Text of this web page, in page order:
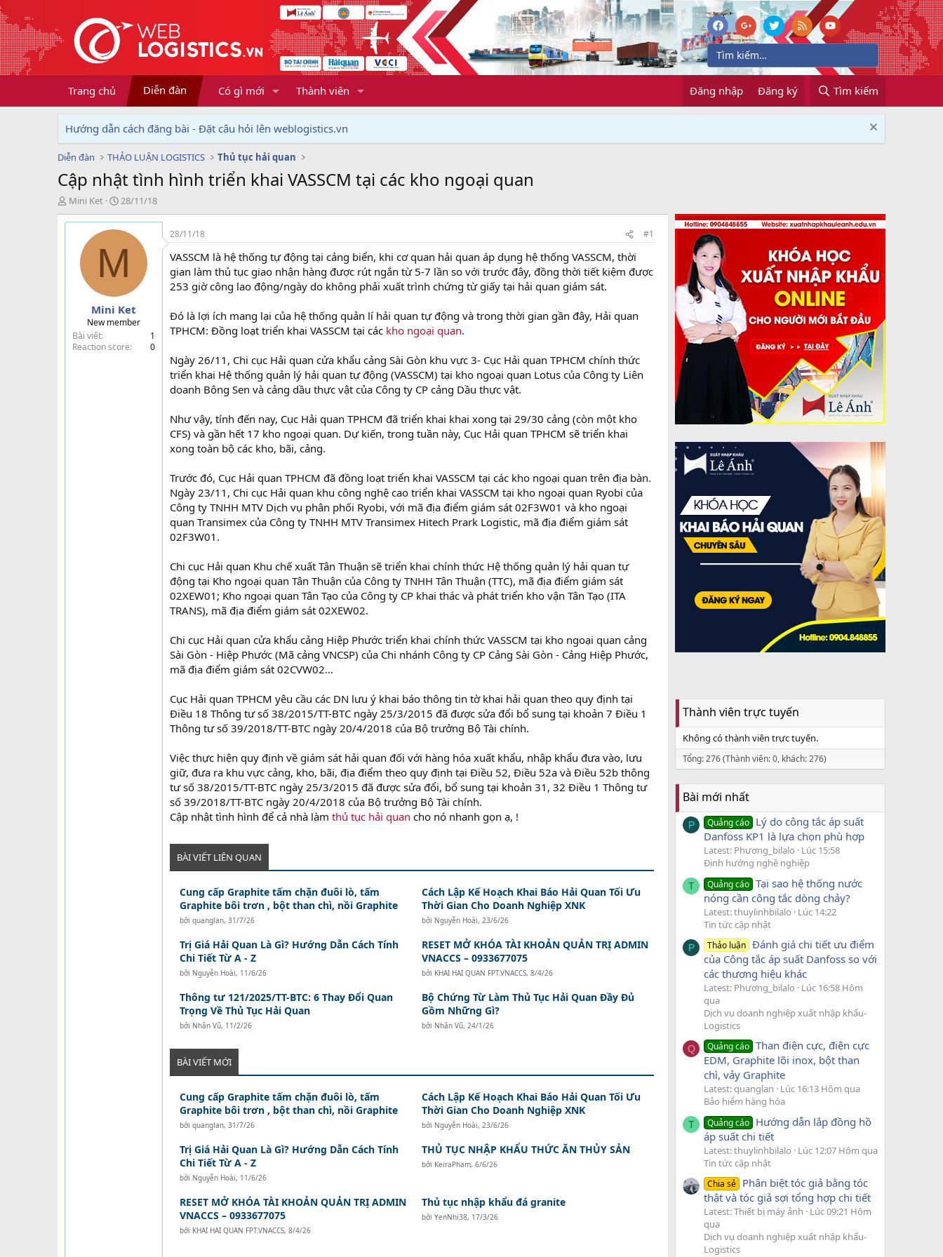
Trang chủ Diễn đàn Có gì mới Thành viên Đăng nhập Đăng ký Tìm kiếm
Hướng dẫn cách đăng bài - Đặt câu hỏi lên weblogistics.vn
Diễn đàn THẢO LUẬN LOGISTICS Thủ tục hải quan
Cập nhật tình hình triển khai VASSCM tại các kho ngoại quan
T
h
r
Mini Ket
N
g
à
g
ử
28/11/18
M
Mini Ket
New member
Bài viết
1
Reaction score
0
28/11/18 #1
VASSCM là hệ thống tự động tại cảng biển, khi cơ quan hải quan áp dụng hệ thống VASSCM, thời
gian làm thủ tục giao nhận hàng được rút ngắn từ 5-7 lần so với trước đây, đồng thời tiết kiệm được
253 giờ công lao động/ngày do không phải xuất trình chứng từ giấy tại hải quan giám sát.
Đó là lợi ích mang lại của hệ thống quản lí hải quan tự động và trong thời gian gần đây, Hải quan
TPHCM: Đồng loạt triển khai VASSCM tại các kho ngoại quan.
Ngày 26/11, Chi cục Hải quan cửa khẩu cảng Sài Gòn khu vực 3- Cục Hải quan TPHCM chính thức
triển khai Hệ thống quản lý hải quan tự động (VASSCM) tại kho ngoại quan Lotus của Công ty Liên
doanh Bông Sen và cảng dầu thực vật của Công ty CP cảng Dầu thực vật.
Như vậy, tính đến nay, Cục Hải quan TPHCM đã triển khai khai xong tại 29/30 cảng (còn một kho
CFS) và gần hết 17 kho ngoại quan. Dự kiến, trong tuần này, Cục Hải quan TPHCM sẽ triển khai
xong toàn bộ các kho, bãi, cảng.
Trước đó, Cục Hải quan TPHCM đã đồng loạt triển khai VASSCM tại các kho ngoại quan trên địa bàn.
Ngày 23/11, Chi cục Hải quan khu công nghệ cao triển khai VASSCM tại kho ngoại quan Ryobi của
Công ty TNHH MTV Dịch vụ phân phối Ryobi, với mã địa điểm giám sát 02F3W01 và kho ngoại
quan Transimex của Công ty TNHH MTV Transimex Hitech Prark Logistic, mã địa điểm giám sát
02F3W01.
Chi cục Hải quan Khu chế xuất Tân Thuận sẽ triển khai chính thức Hệ thống quản lý hải quan tự
động tại Kho ngoại quan Tân Thuận của Công ty TNHH Tân Thuận (TTC), mã địa điểm giám sát
02XEW01; Kho ngoại quan Tân Tạo của Công ty CP khai thác và phát triển kho vận Tân Tạo (ITA
TRANS), mã địa điểm giám sát 02XEW02.
Chi cục Hải quan cửa khẩu cảng Hiệp Phước triển khai chính thức VASSCM tại kho ngoại quan cảng
Sài Gòn - Hiệp Phước (Mã cảng VNCSP) của Chi nhánh Công ty CP Cảng Sài Gòn - Cảng Hiệp Phước,
mã địa điểm giám sát 02CVW02…
Cục Hải quan TPHCM yêu cầu các DN lưu ý khai báo thông tin tờ khai hải quan theo quy định tại
Điều 18 Thông tư số 38/2015/TT-BTC ngày 25/3/2015 đã được sửa đổi bổ sung tại khoản 7 Điều 1
Thông tư số 39/2018/TT-BTC ngày 20/4/2018 của Bộ trưởng Bộ Tài chính.
Việc thực hiện quy định về giám sát hải quan đối với hàng hóa xuất khẩu, nhập khẩu đưa vào, lưu
giữ, đưa ra khu vực cảng, kho, bãi, địa điểm theo quy định tại Điều 52, Điều 52a và Điều 52b thông
tư số 38/2015/TT-BTC ngàỵ 25/3/2015 đã được sửa đổi, bổ sung tại khoản 31, 32 Điều 1 Thông tư
số 39/2018/TT-BTC ngày 20/4/2018 của Bộ trưởng Bộ Tài chính.
Cập nhật tình hình để cả nhà làm thủ tục hải quan cho nó nhanh gọn ạ, !
BÀI VIẾT LIÊN QUAN
Cung cấp Graphite tấm chặn đuôi lò, tấm
Graphite bôi trơn , bột than chì, nồi Graphite
bởi quanglan, 31/7/26
Cách Lập Kế Hoạch Khai Báo Hải Quan Tối Ưu
Thời Gian Cho Doanh Nghiệp XNK
bởi Nguyễn Hoài, 23/6/26
Trị Giá Hải Quan Là Gì? Hướng Dẫn Cách Tính
Chi Tiết Từ A - Z
bởi Nguyễn Hoài, 11/6/26
RESET MỞ KHÓA TÀI KHOẢN QUẢN TRỊ ADMIN
VNACCS – 0933677075
bởi KHAI HAI QUAN FPT.VNACCS, 8/4/26
Thông tư 121/2025/TT-BTC: 6 Thay Đổi Quan
Trọng Về Thủ Tục Hải Quan
bởi Nhân Vũ, 11/2/26
Bộ Chứng Từ Làm Thủ Tục Hải Quan Đầy Đủ
Gồm Những Gì?
bởi Nhân Vũ, 24/1/26
BÀI VIẾT MỚI
Cung cấp Graphite tấm chặn đuôi lò, tấm
Graphite bôi trơn , bột than chì, nồi Graphite
bởi quanglan, 31/7/26
Cách Lập Kế Hoạch Khai Báo Hải Quan Tối Ưu
Thời Gian Cho Doanh Nghiệp XNK
bởi Nguyễn Hoài, 23/6/26
Trị Giá Hải Quan Là Gì? Hướng Dẫn Cách Tính
Chi Tiết Từ A - Z
bởi Nguyễn Hoài, 11/6/26
THỦ TỤC NHẬP KHẨU THỨC ĂN THỦY SẢN
bởi KeiraPham, 6/6/26
RESET MỞ KHÓA TÀI KHOẢN QUẢN TRỊ ADMIN
VNACCS – 0933677075
bởi KHAI HAI QUAN FPT.VNACCS, 8/4/26
Thủ tục nhập khẩu đá granite
bởi YenNhi38, 17/3/26
Thành viên trực tuyến
Không có thành viên trực tuyến.
Tổng: 276 (Thành viên: 0, khách: 276)
Bài mới nhất
P Quảng cáo Lý do công tắc áp suất
Danfoss KP1 là lựa chọn phù hợp
Latest: Phương_bilalo
Lúc 15:58
Định hướng nghề nghiệp
T Quảng cáo Tại sao hệ thống nước
nóng cần công tắc dòng chảy?
Latest: thuylinhbilalo
Lúc 14:22
Tin tức cập nhật
P Thảo luận Đánh giá chi tiết ưu điểm
của Công tắc áp suất Danfoss so với
các thương hiệu khác
Latest: Phương_bilalo
Lúc 16:58 Hôm
qua
Dịch vụ doanh nghiệp xuất nhập khẩu-
Logistics
Q Quảng cáo Than điện cực, điện cực
EDM, Graphite lõi inox, bột than
chì, vảy Graphite
Latest: quanglan
Lúc 16:13 Hôm qua
Bảo hiểm hàng hóa
T Quảng cáo Hướng dẫn lắp đồng hồ
áp suất chi tiết
Latest: thuylinhbilalo
Lúc 12:07 Hôm qua
Tin tức cập nhật
Chia sẻ Phân biệt tóc giả bằng tóc
thật và tóc giả sợi tổng hợp chi tiết
Latest: Thiết bị máy ảnh
Lúc 09:21 Hôm
qua
Dịch vụ doanh nghiệp xuất nhập khẩu-
Logistics